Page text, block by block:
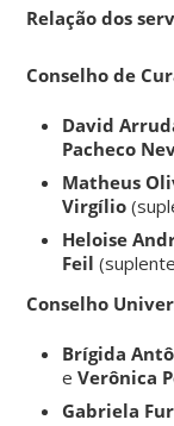
Relação dos
Conselho de
David
Pacheco
Matheus
Virgílio
Heloise
Feil
Conselho
Brígida
eVerônica
Gabriela